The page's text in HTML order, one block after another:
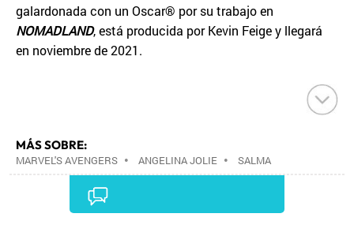
galardonada con un Oscar® por su trabajo en
NOMADLAND, está producida por Kevin Feige y llegará
en noviembre de 2021.
MÁS SOBRE:
MARVEL'S AVENGERS • ANGELINA JOLIE • SALMA
PELÍCULAS•VIDEOJUEGOS•CINE•
INFORMÁTICA
•